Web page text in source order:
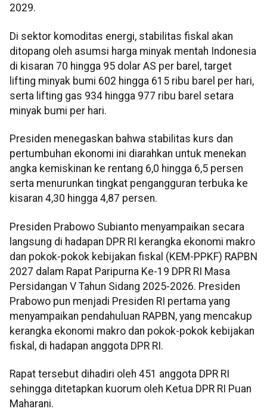
2029.
Di sektor komoditas energi, stabilitas fiskal akan
ditopang oleh asumsi harga minyak mentah Indonesia
di kisaran 70 hingga 95 dolar AS per barel, target
lifting minyak bumi 602 hingga 615 ribu barel per hari,
serta lifting gas 934 hingga 977 ribu barel setara
minyak bumi per hari.
Presiden menegaskan bahwa stabilitas kurs dan
pertumbuhan ekonomi ini diarahkan untuk menekan
angka kemiskinan ke rentang 6,0 hingga 6,5 persen
serta menurunkan tingkat pengangguran terbuka ke
kisaran 4,30 hingga 4,87 persen.
Presiden Prabowo Subianto menyampaikan secara
langsung di hadapan DPR RI kerangka ekonomi makro
dan pokok-pokok kebijakan fiskal (KEM-PPKF) RAPBN
2027 dalam Rapat Paripurna Ke-19 DPR RI Masa
Persidangan V Tahun Sidang 2025-2026. Presiden
Prabowo pun menjadi Presiden RI pertama yang
menyampaikan pendahuluan RAPBN, yang mencakup
kerangka ekonomi makro dan pokok-pokok kebijakan
fiskal, di hadapan anggota DPR RI.
Rapat tersebut dihadiri oleh 451 anggota DPR RI
sehingga ditetapkan kuorum oleh Ketua DPR RI Puan
Maharani.